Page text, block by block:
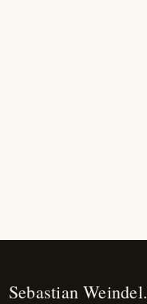
Sebastian Weindel.